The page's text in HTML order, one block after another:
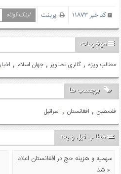
کد خبر 11873 پرینت لینک کوتاه
موضوعات
اخبار , جهان اسلام ,گالری تصاویر , مطالب ویژه
برچسب ها
اسرائیل , افغانستان , فلسطین
مطلب قبل و بعد
سهمیه‌ و هزینه حج در افغانستان اعلام
شد »